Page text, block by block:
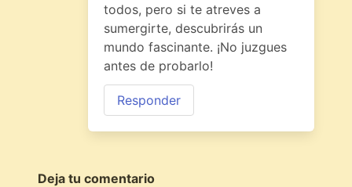
todos, pero si te atreves a
sumergirte, descubrirás un
mundo fascinante. ¡No juzgues
antes de probarlo!
Responder
Deja tu comentario